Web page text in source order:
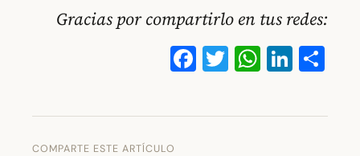
Gracias por compartirlo en tus redes:
Facebook
Twitter
COMPARTE ESTE ARTÍCULO